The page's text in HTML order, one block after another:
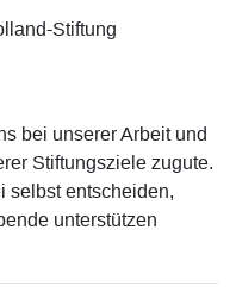
Stiftung
bei unserer Arbeit und
Stiftungsziele zugute.
selbst entscheiden,
unterstützen